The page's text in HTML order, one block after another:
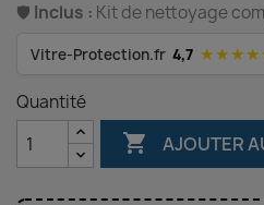
🛡️ Inclus : Kit de nettoyage
Vitre-Protection.fr 4,7
Quantité
 AJOUTER